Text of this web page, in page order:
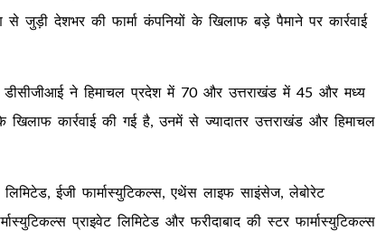
जुड़ी देशभर की फार्मा कंपनियों के खिलाफ बड़े पैमाने पर कार्रवाई
डीसीजीआई ने हिमाचल प्रदेश में 70 और उत्तराखंड में 45 और मध्य
कार्रवाई की गई है, उनमें से ज्यादातर उत्तराखंड और हिमाचल
लिमिटेड, ईजी फार्मास्युटिकल्स, एथेंस लाइफ साइंसेज, लेबोरेट
प्राइवेट लिमिटेड और फरीदाबाद की स्टर फार्मास्युटिकल्स